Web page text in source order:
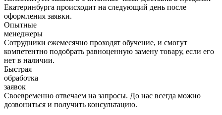
Екатеринбурга происходит на следующий день после
оформления заявки.
Опытные
менеджеры
Сотрудники ежемесячно проходят обучение, и смогут
компетентно подобрать равноценную замену товару, если его
нет в наличии.
Быстрая
обработка
заявок
Своевременно отвечаем на запросы. До нас всегда можно
дозвониться и получить консультацию.